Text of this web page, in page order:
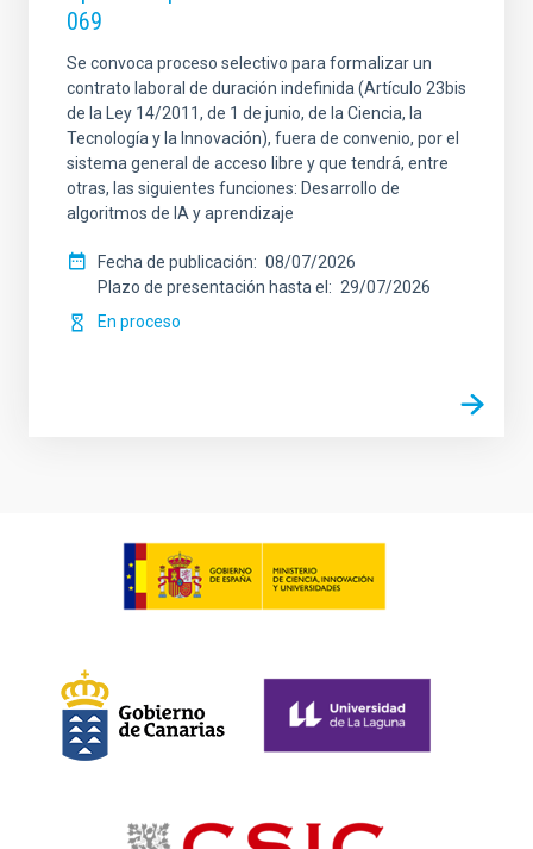
069
Se convoca proceso selectivo para formalizar un
contrato laboral de duración indefinida (Artículo 23bis
de la Ley 14/2011, de 1 de junio, de la Ciencia, la
Tecnología y la Innovación), fuera de convenio, por el
sistema general de acceso libre y que tendrá, entre
otras, las siguientes funciones: Desarrollo de
algoritmos de IA y aprendizaje
Fecha de publicación
08/07/2026
Plazo de presentación hasta el
29/07/2026
En proceso